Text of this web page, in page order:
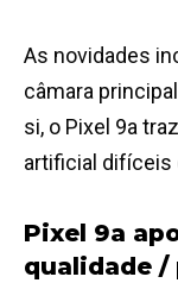
As novidades
câmara
si, o Pixel 9a
artificial difíceis
Pixel 9a
qualidade /